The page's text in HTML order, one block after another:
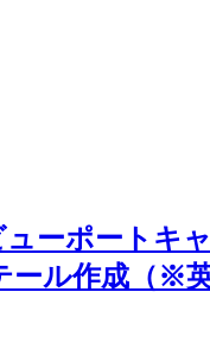
ューポートキ
ール作成（※